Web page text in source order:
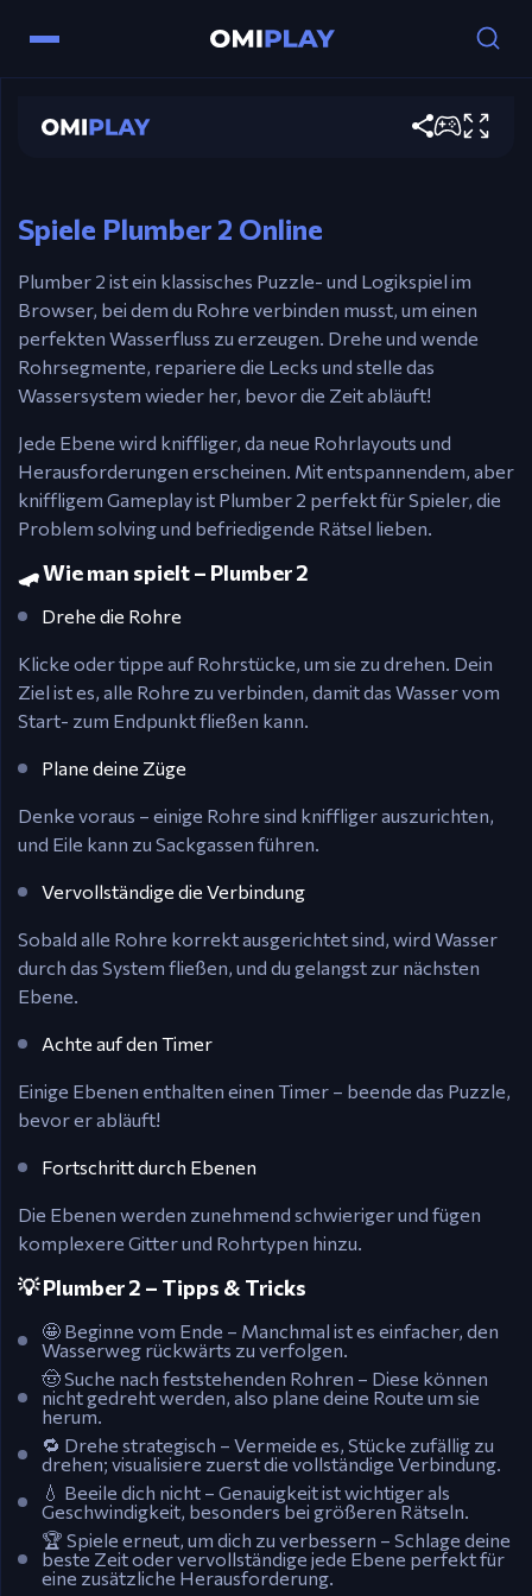
Plumber 2
Steuerung
Maus– Klicke, um Rohre zu drehen.
Touchscreen
– Tippe auf Rohre, um sie auf
Spiele Plumber 2 Online
Plumber 2 ist ein klassisches Puzzle- und Logikspiel im
Browser, bei dem du Rohre verbinden musst, um einen
perfekten Wasserfluss zu erzeugen. Drehe und wende
Rohrsegmente, repariere die Lecks und stelle das
Wassersystem wieder her, bevor die Zeit abläuft!
Jede Ebene wird kniffliger, da neue Rohrlayouts und
Herausforderungen erscheinen. Mit entspannendem, aber
kniffligem Gameplay ist Plumber 2 perfekt für Spieler, die
Problem solving und befriedigende Rätsel lieben.
🛹 Wie man spielt – Plumber 2
Drehe die Rohre
Klicke oder tippe auf Rohrstücke, um sie zu drehen. Dein
Ziel ist es, alle Rohre zu verbinden, damit das Wasser vom
Start- zum Endpunkt fließen kann.
Plane deine Züge
Denke voraus – einige Rohre sind kniffliger auszurichten,
und Eile kann zu Sackgassen führen.
Vervollständige die Verbindung
Sobald alle Rohre korrekt ausgerichtet sind, wird Wasser
durch das System fließen, und du gelangst zur nächsten
Ebene.
Achte auf den Timer
Einige Ebenen enthalten einen Timer – beende das Puzzle,
bevor er abläuft!
Fortschritt durch Ebenen
Die Ebenen werden zunehmend schwieriger und fügen
komplexere Gitter und Rohrtypen hinzu.
💡 Plumber 2 – Tipps & Tricks
🤩 Beginne vom Ende – Manchmal ist es einfacher, den
Wasserweg rückwärts zu verfolgen.
🤠 Suche nach feststehenden Rohren – Diese können
nicht gedreht werden, also plane deine Route um sie
herum.
🔁 Drehe strategisch – Vermeide es, Stücke zufällig zu
drehen; visualisiere zuerst die vollständige Verbindung.
💧 Beeile dich nicht – Genauigkeit ist wichtiger als
Geschwindigkeit, besonders bei größeren Rätseln.
🏆 Spiele erneut, um dich zu verbessern – Schlage deine
beste Zeit oder vervollständige jede Ebene perfekt für
eine zusätzliche Herausforderung.